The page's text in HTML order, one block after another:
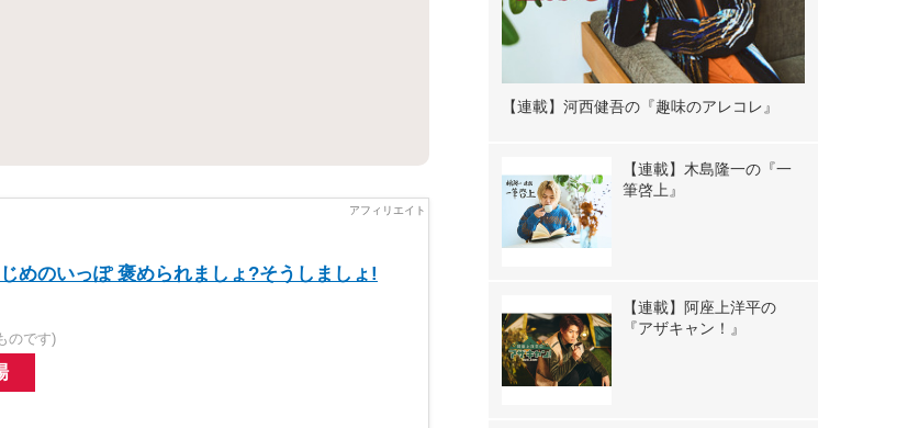
めのいっぽ 褒められましょ?そうしましょ!
のです)
【連載】河西健吾の『趣味のアレコレ』
【連載】木島隆一の『一
筆啓上』
【連載】阿座上洋平の
『アザキャン！』